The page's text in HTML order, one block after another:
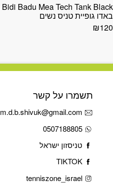
באדו גופיית טניס נשים
₪120
תשמרו על קשר
m.d.b.shivuk@gmail.com
0507188805
טניסזון ישראל
TIKTOK
tenniszone_israel